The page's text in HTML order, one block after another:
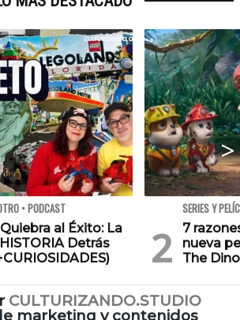
• PODCAST
Quiebra al Éxito: La
Detrás
SERIES Y
7
nueva
The
CULTURIZANDO.STUDIO
marketing y contenidos